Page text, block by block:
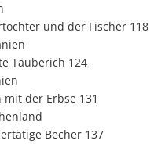
und der Fischer 118
Täuberich 124
mit der Erbse 131
Becher 137